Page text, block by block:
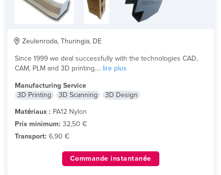
Zeulenroda, Thuringia, DE
Since 1999 we deal successfully with the technologies CAD,
CAM, PLM and 3D printing.... lire plus
Manufacturing Service
3D Printing
3D Scanning
3D Design
Matériaux : PA12 Nylon
Prix minimum: 32,50 €
Transport: 6,90 €
Commande instantanée